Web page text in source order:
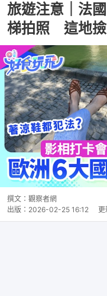
旅遊注意｜法
梯拍照 這地
撰文： 觀察者網
出版： 2026-02-25 16:12 更